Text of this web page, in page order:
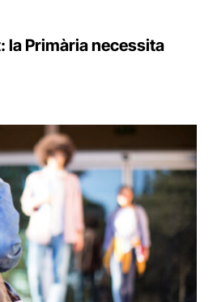
la Primària necessita